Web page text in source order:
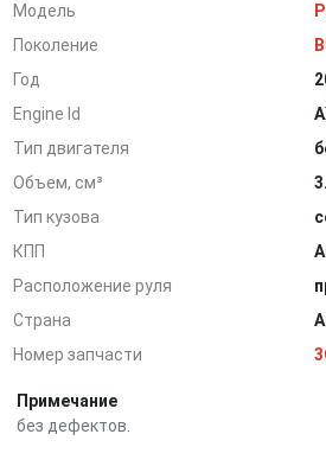
Модель
Поколение
Год
Engine Id
Тип двигателя
Объем, см³
Тип кузова
КПП
Расположение руля
Страна
Номер запчасти
Примечание
без дефектов.